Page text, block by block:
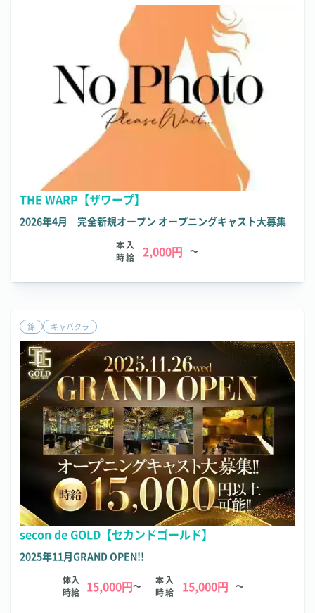
THE WARP【ザワープ】
2026年4月 完全新規オープン オープニングキャスト大募集
本入
時給
2,000円 ～
錦 キャバクラ
secon de GOLD【セカンドゴールド】
2025年11月GRAND OPEN!!
体入
時給
15,000円～
本入
時給
15,000円 ～